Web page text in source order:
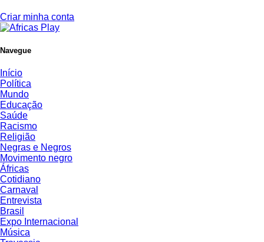
Criar minha conta
Navegue
Início
Política
Mundo
Educação
Saúde
Racismo
Religião
Negras e Negros
Movimento negro
Áfricas
Cotidiano
Carnaval
Entrevista
Brasil
Expo Internacional
Música